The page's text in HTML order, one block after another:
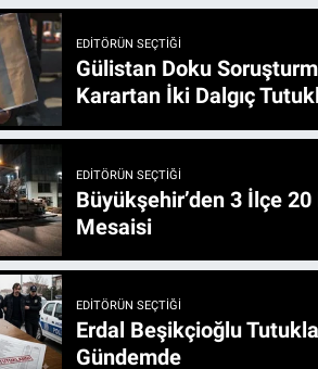
EDITÖRÜN SEÇTIĞI
Gülistan Doku
Karartan İki Dalgıç
EDITÖRÜN SEÇTIĞI
Büyükşehir’den 3 İlçe 20 Noktada Yeni Haftada Asfalt
Mesaisi
EDITÖRÜN SEÇTIĞI
Erdal Beşikçioğlu
Gündemde